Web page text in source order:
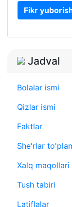
Fikr
Jadval
Bolalar ismi
Qizlar ismi
Faktlar
She'rlar
Xalq maqollari
Tush tabiri
Latiflalar